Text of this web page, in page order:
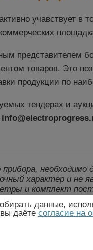
учавствует в
представителем
товаров. Это
продукции по
тендерах и
прибора,
характер и не
и комплект
данные,
даёте согласие на